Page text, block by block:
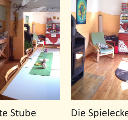
Stube Die